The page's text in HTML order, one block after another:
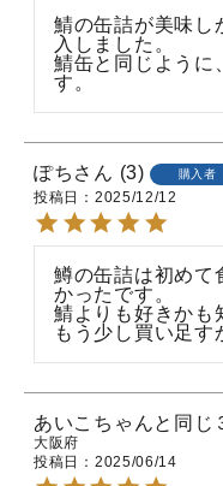
鯖の缶詰が美味し
入しました。
鯖缶と同じように
す。
ぽち 3 購入者
投稿日
2025/12/12
鱒の缶詰は初めて
かったです。
鯖よりも好きかも
もう少し買い足す
あいこちゃんと同じ
大阪府
投稿日
2025/06/14